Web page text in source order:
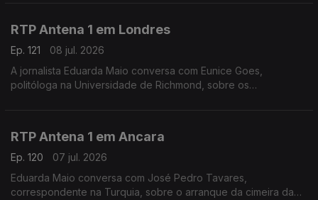
RTP Antena 1 em Londres
Ep. 121
08 jul. 2026
A jornalista Eduarda Maio conversa com Eunice Goes,
politóloga na Universidade de Richmond, sobre os
RTP Antena 1 em Ancara
Ep. 120
07 jul. 2026
Eduarda Maio conversa com José Pedro Tavares,
correspondente na Turquia, sobre o arranque da cimeira da